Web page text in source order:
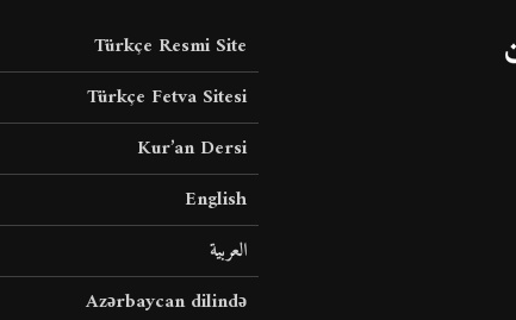
Türkçe Resmi Site
Türkçe Fetva Sitesi
Kur’an Dersi
English
العربية
Azərbaycan dilində